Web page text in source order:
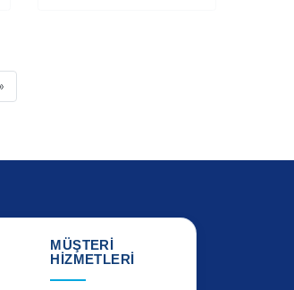
MÜŞTERİ
HİZMETLERİ